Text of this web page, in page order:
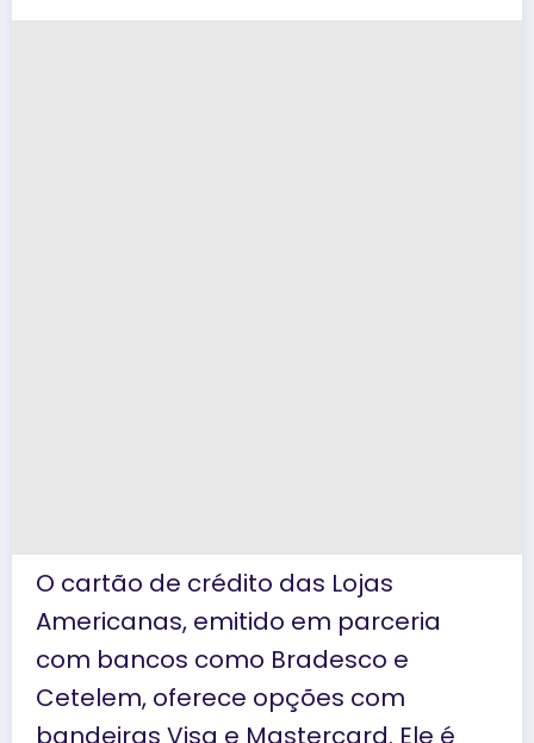
O cartão de crédito das Lojas
Americanas, emitido em parceria
com bancos como Bradesco e
Cetelem, oferece opções com